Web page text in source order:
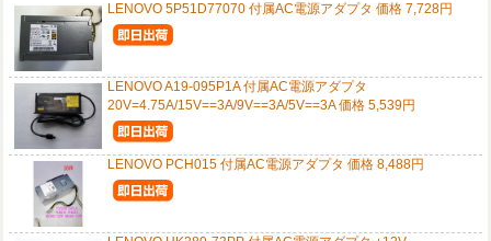
LENOVO 5P51D77070 付属AC電源アダプタ 価格 7,728円
LENOVO A19-095P1A 付属AC電源アダプタ
20V=4.75A/15V==3A/9V==3A/5V==3A 価格 5,539円
LENOVO PCH015 付属AC電源アダプタ 価格 8,488円